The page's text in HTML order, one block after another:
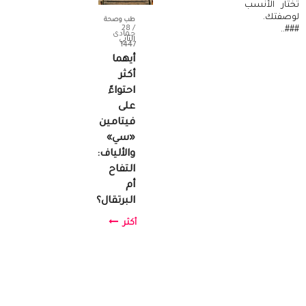
تختار الأنسب
لوصفتك.
###..
طب وصحة
/ 28
جمادى
الثاني
1447
أيهما
أكثر
احتواءً
على
فيتامين
«سي»
والألياف:
التفاح
أم
البرتقال؟
أكثر